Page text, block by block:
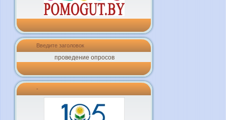
Введите заголовок
проведение опросов
-